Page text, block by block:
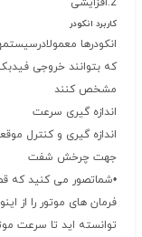
کاربرد انکودر
انکودرها
که بتوانند خروجی فیدبک
مشخص کنند
اندازه گیری سرعت
اندازه گیری و کنترل
جهت چرخش شفت
•شماتصور می کنید که
فرمان های موتور را از
توانسته اید تا سرعت